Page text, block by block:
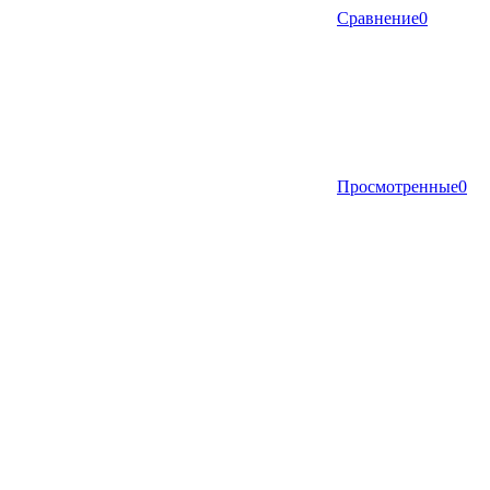
Сравнение0
Просмотренные0